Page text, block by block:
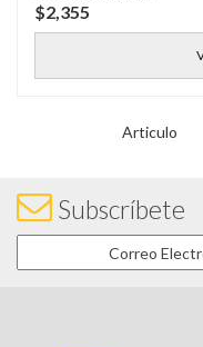
$2,355
Subscríbete